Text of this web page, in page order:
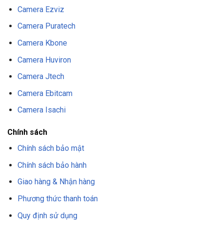
Camera Ezviz
Camera Puratech
Camera Kbone
Camera Huviron
Camera Jtech
Camera Ebitcam
Camera Isachi
Chính sách
Chính sách bảo mật
Chính sách bảo hành
Giao hàng & Nhận hàng
Phương thức thanh toán
Quy định sử dụng